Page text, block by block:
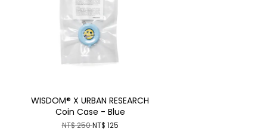
WISDOM® X URBAN RESEARCH
Coin Case - Blue
NT$ 250NT$ 125